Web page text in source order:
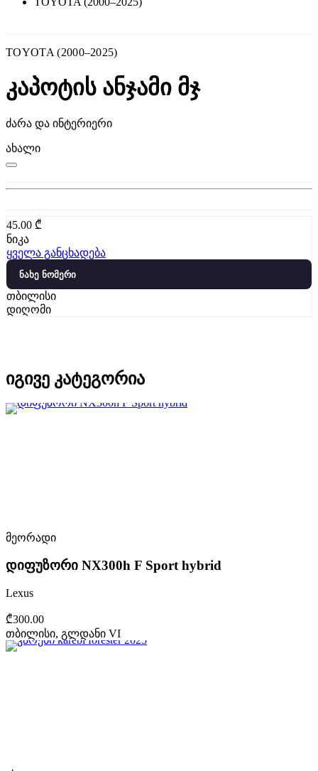
TOYOTA (2000–2025)
კაპოტის ანჯამი მჯ
ძარა და ინტერიერი
ახალი
45.00 ₾
ნიკა
ყველა განცხადება
ნახე ნომერი
თბილისი
დიღომი
იგივე კატეგორია
მეორადი
დიფუზორი NX300h F Sport hybrid
Lexus
₾300.00
თბილისი, გლდანი VI